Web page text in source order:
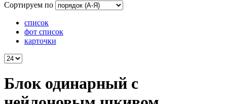
Сортируем по
список
фот список
карточки
Блок одинарный с